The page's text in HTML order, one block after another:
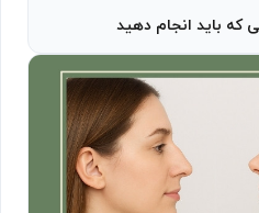
که باید انجام دهید